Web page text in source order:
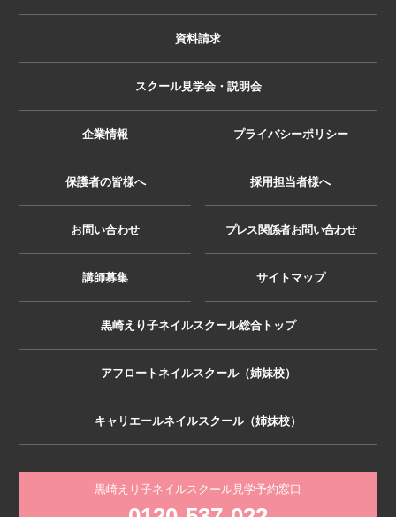
資料請求
スクール見学会・説明会
企業情報 プライバシーポリシー
保護者の皆様へ 採用担当者様へ
お問い合わせ プレス関係者お問い合わせ
講師募集 サイトマップ
黒崎えり子ネイルスクール総合トップ
アフロートネイルスクール（姉妹校）
キャリエールネイルスクール（姉妹校）
黒崎えり子ネイルスクール見学予約窓口